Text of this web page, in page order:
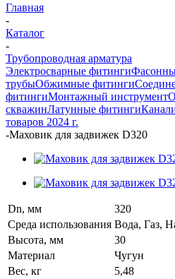
Главная
-
Каталог
-
Трубопроводная арматура
Электросварные фитинги
трубыОбжимные фитинги
фитингиМонтажный инструмент
скважинЛатунные фитинги
товаров 2024 г.
-Маховик для задвижек D320
Dn, мм
320
Среда использования Вода, Газ,
Высота, мм
30
Материал
Чугун
Вес, кг
5,48